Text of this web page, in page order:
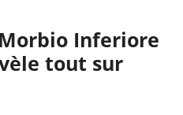
Inferiore
tout sur